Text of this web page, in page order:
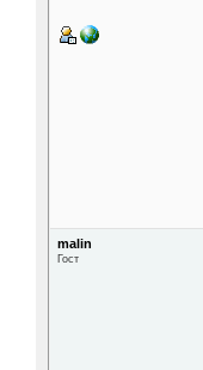
malin
Гост